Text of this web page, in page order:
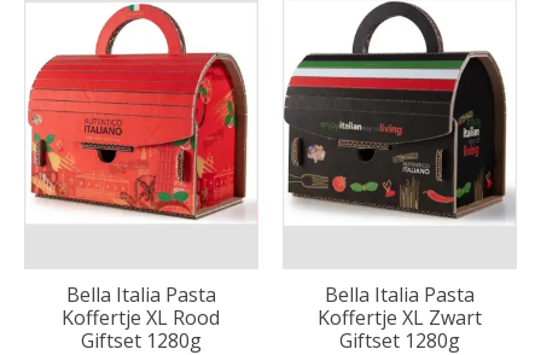
Bella Italia Pasta
Koffertje XL Rood
Giftset 1280g
Bella Italia Pasta
Koffertje XL Zwart
Giftset 1280g